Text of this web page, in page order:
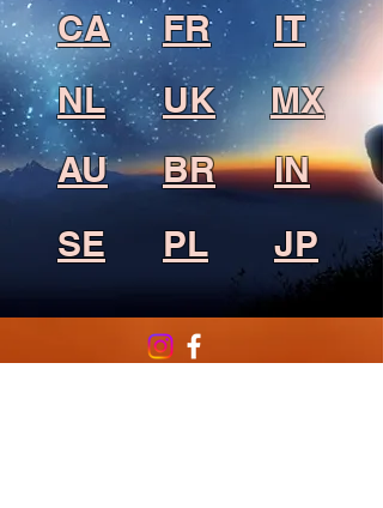
CA
FR
NL
UK
AU
BR
SE
PL
IT
MX
IN
JP